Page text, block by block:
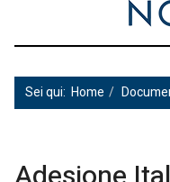
Sei qui: Home